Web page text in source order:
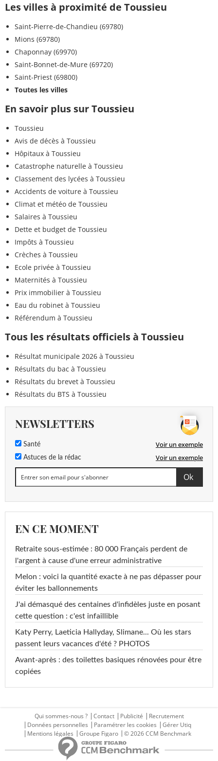
Les villes à proximité de Toussieu
Saint-Pierre-de-Chandieu (69780)
Mions (69780)
Chaponnay (69970)
Saint-Bonnet-de-Mure (69720)
Saint-Priest (69800)
Toutes les villes
En savoir plus sur Toussieu
Toussieu
Avis de décès à Toussieu
Hôpitaux à Toussieu
Catastrophe naturelle à Toussieu
Classement des lycées à Toussieu
Accidents de voiture à Toussieu
Climat et météo de Toussieu
Salaires à Toussieu
Dette et budget de Toussieu
Impôts à Toussieu
Crèches à Toussieu
Ecole privée à Toussieu
Maternités à Toussieu
Prix immobilier à Toussieu
Eau du robinet à Toussieu
Référendum à Toussieu
Tous les résultats officiels à Toussieu
Résultat municipale 2026 à Toussieu
Résultats du bac à Toussieu
Résultats du brevet à Toussieu
Résultats du BTS à Toussieu
NEWSLETTERS
Santé Voir un exemple
Astuces de la rédac Voir un exemple
EN CE MOMENT
Retraite sous-estimée : 80 000 Français perdent de
l'argent à cause d'une erreur administrative
Melon : voici la quantité exacte à ne pas dépasser pour
éviter les ballonnements
J'ai démasqué des centaines d'infidèles juste en posant
cette question : c'est infaillible
Katy Perry, Laeticia Hallyday, Slimane... Où les stars
passent leurs vacances d'été ? PHOTOS
Avant-après : des toilettes basiques rénovées pour être
copiées
Qui sommes-nous ? Contact Publicité
Recrutement
Données personnelles
Paramétrer les cookies
Gérer Utiq
Mentions légales
Groupe Figaro © 2026 CCM Benchmark